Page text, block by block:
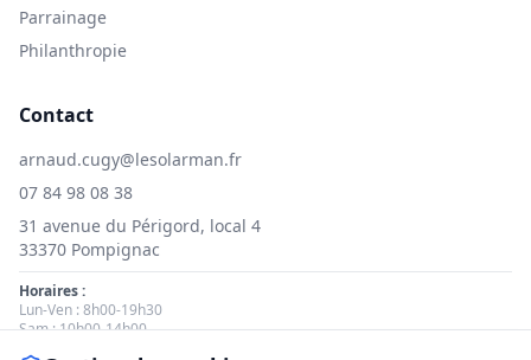
Parrainage
Philanthropie
Contact
arnaud.cugy@lesolarman.fr
07 84 98 08 38
31 avenue du Périgord, local 4
33370 Pompignac
Horaires :
Lun-Ven : 8h00-19h30
Sam : 10h00-14h00